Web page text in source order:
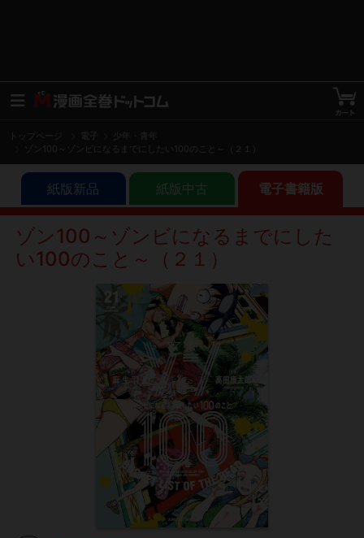
トップページ
少年・青年
ゾン100～ゾンビになるまでにしたい100のこと～（２１）
紙版新品 紙版中古 電子書籍版
ゾン100～ゾンビになるまでにした
い100のこと～（２１）